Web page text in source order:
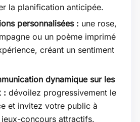
la planification anticipée.
personnalisées : une rose,
ou un poème imprimé
créant un sentiment
dynamique sur les
: dévoilez progressivement le
et invitez votre public à
concours attractifs.